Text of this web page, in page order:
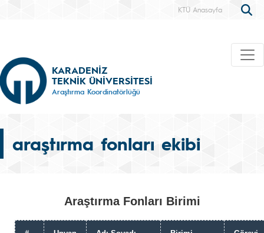
KTÜ Anasayfa
KARADENİZ
TEKNİK ÜNİVERSİTESİ
Araştırma Koordinatörlüğü
araştırma fonları ekibi
Araştırma Fonları Birimi